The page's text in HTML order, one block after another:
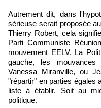
Autrement dit, dans
sérieuse serait proposée
Thierry Robert, cela
Parti Communiste
mouvement EELV, La
gauche, les
Vanessa Miranville, ou
"répartir" en parties égales
liste à établir. Soit au
politique.